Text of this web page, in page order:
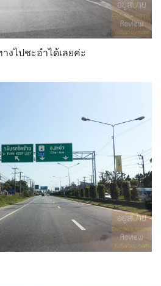
งไปชะอำได้เลยค่ะ